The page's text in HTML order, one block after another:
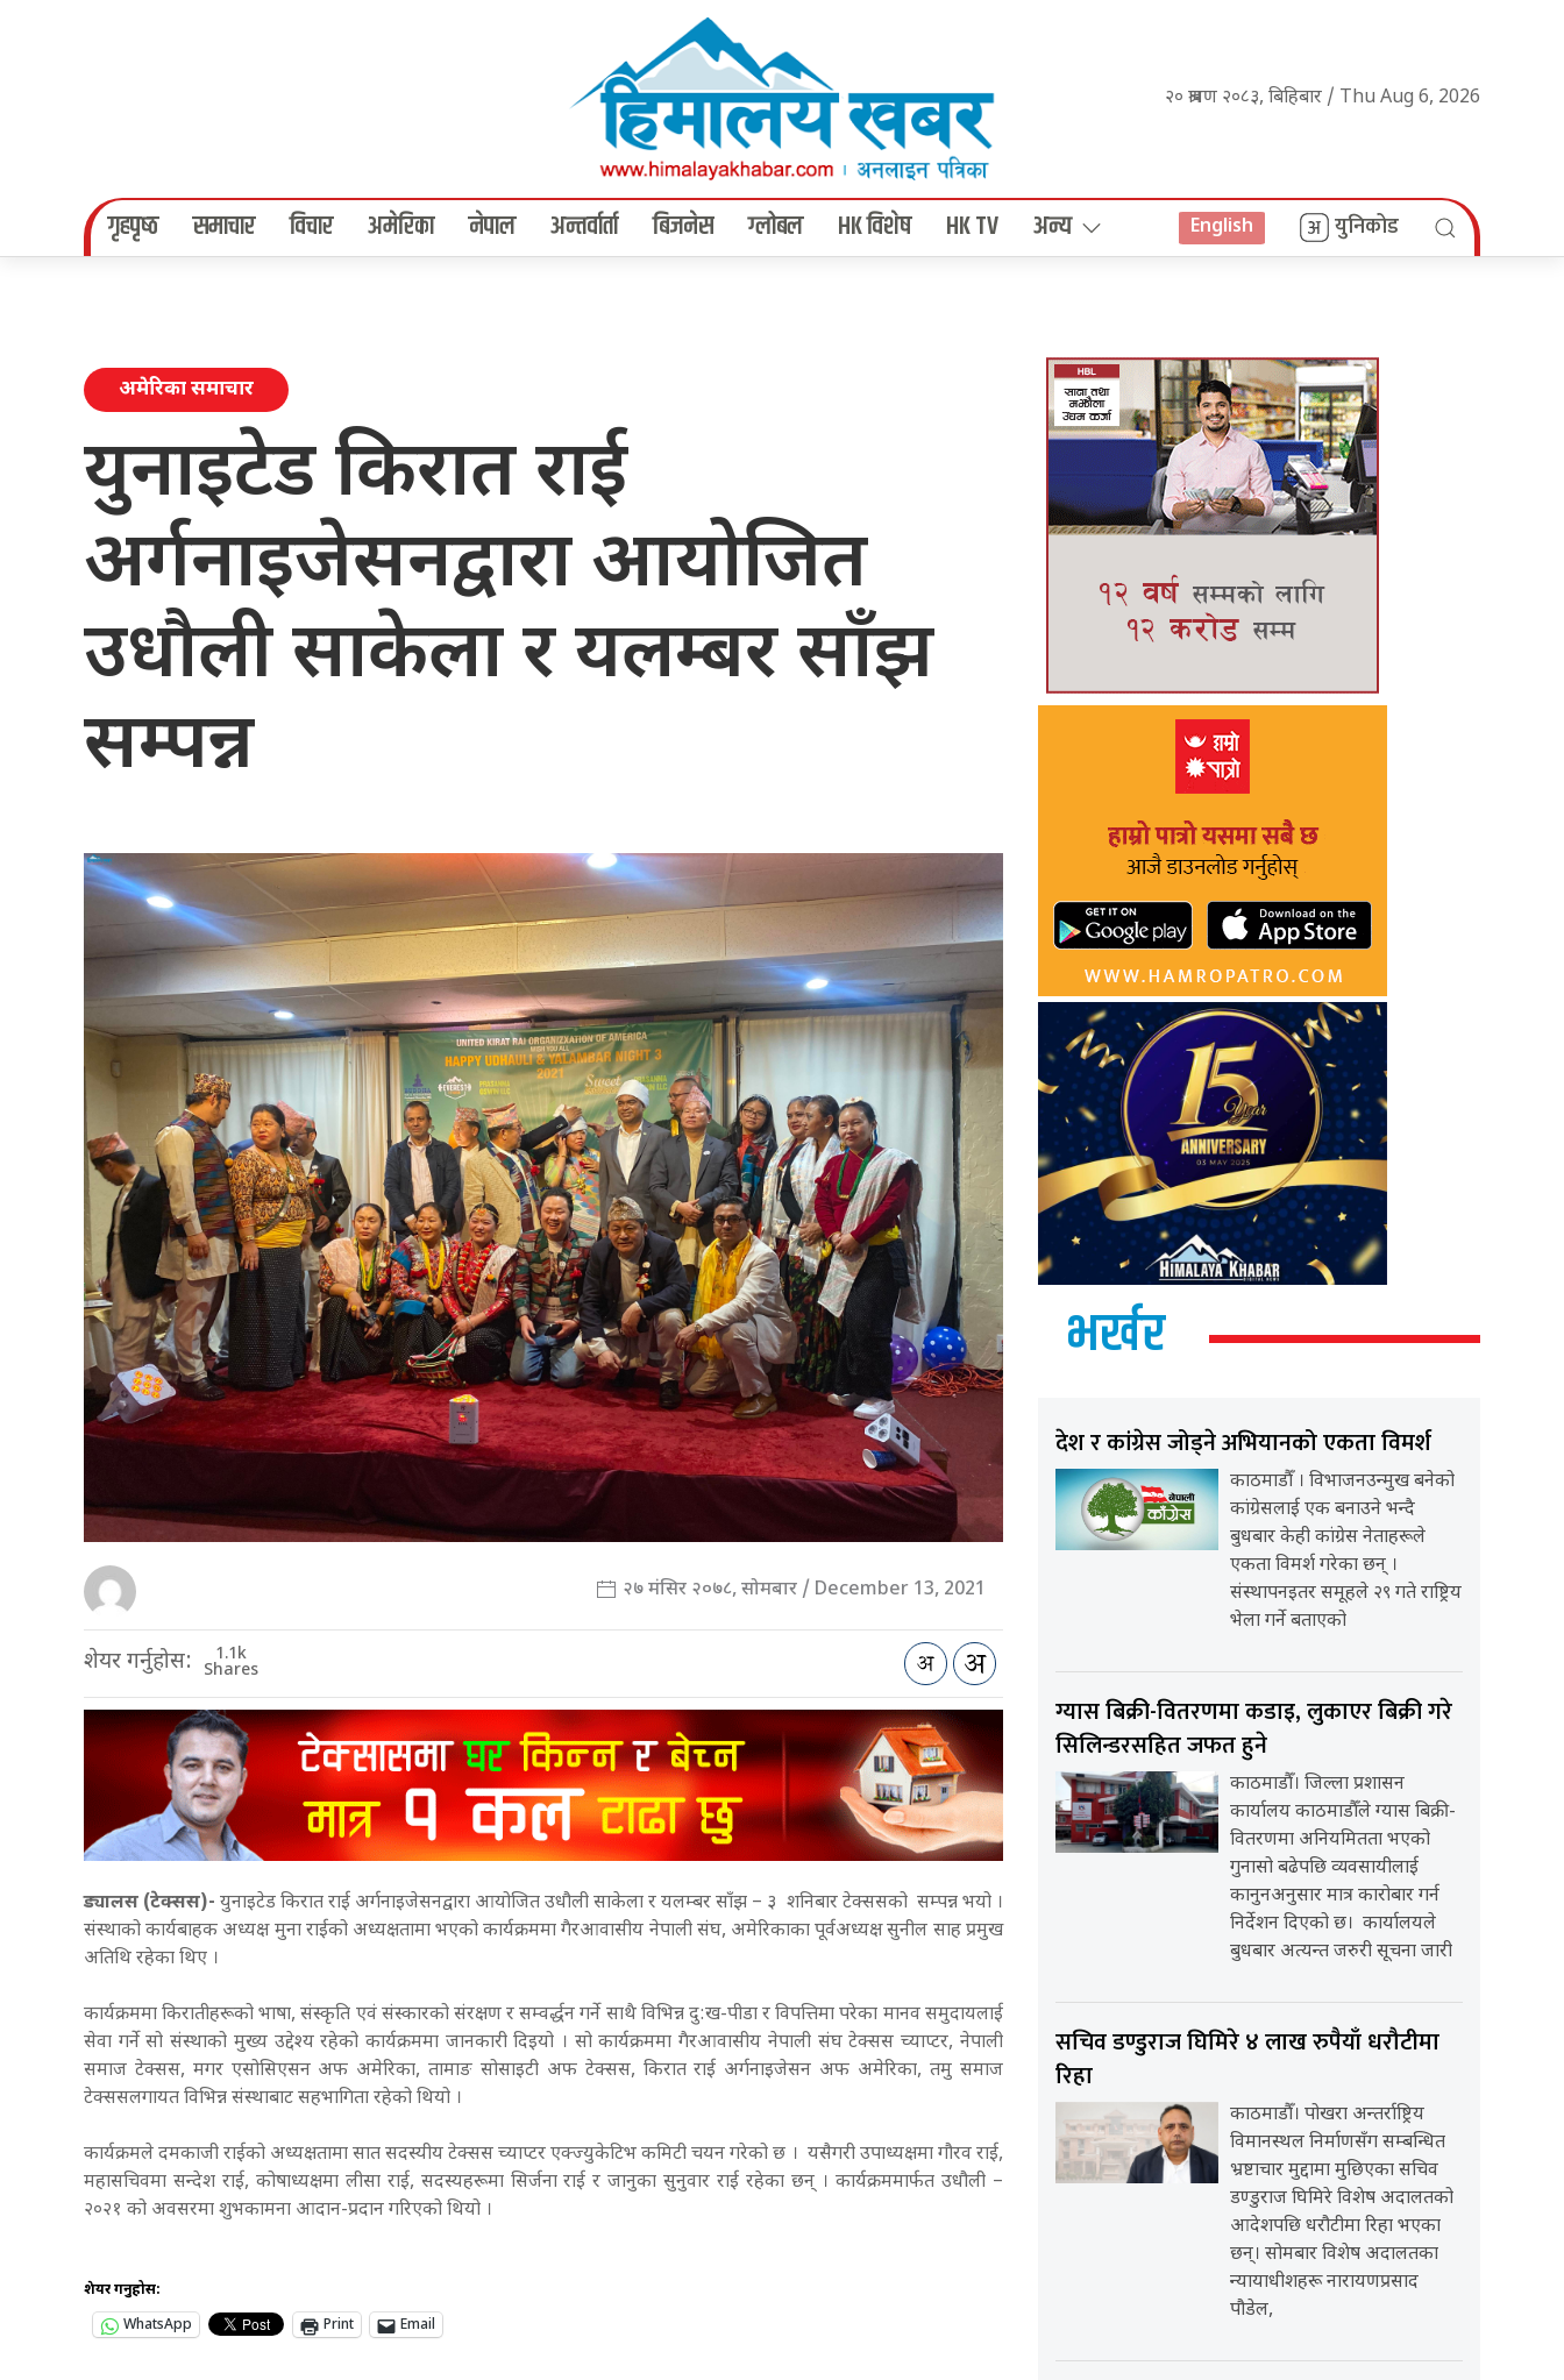
२० श्रावण २०८३, बिहिबार / Thu Aug 6, 2026
गृहपृष्‍ठ समाचार विचार अमेरिका नेपाल अन्तर्वार्ता बिजनेस ग्लोबल HK विशेष HK TV अन्य English युनिकोड
अमेरिका समाचार
युनाइटेड किरात राई
अर्गनाइजेसनद्वारा आयोजित
उधौली साकेला र यलम्बर साँझ
सम्पन्न
२७ मंसिर २०७८, सोमबार / December 13, 2021
शेयर गर्नुहोस: 1.1k
Shares
ड्यालस (टेक्सस)- युनाइटेड किरात राई अर्गनाइजेसनद्वारा आयोजित उधौली साकेला र यलम्बर साँझ – ३ शनिबार टेक्ससको सम्पन्न भयो ।
संस्थाको कार्यबाहक अध्यक्ष मुना राईको अध्यक्षतामा भएको कार्यक्रममा गैरआवासीय नेपाली संघ, अमेरिकाका पूर्वअध्यक्ष सुनील साह प्रमुख
अतिथि रहेका थिए ।
कार्यक्रममा किरातीहरूको भाषा, संस्कृति एवं संस्कारको संरक्षण र सम्वर्द्धन गर्ने साथै विभिन्न दु:ख-पीडा र विपत्तिमा परेका मानव समुदायलाई
सेवा गर्ने सो संस्थाको मुख्य उद्देश्य रहेको कार्यक्रममा जानकारी दिइयो । सो कार्यक्रममा गैरआवासीय नेपाली संघ टेक्सस च्याप्टर, नेपाली
समाज टेक्सस, मगर एसोसिएसन अफ अमेरिका, तामाङ सोसाइटी अफ टेक्सस, किरात राई अर्गनाइजेसन अफ अमेरिका, तमु समाज
टेक्ससलगायत विभिन्न संस्थाबाट सहभागिता रहेको थियो ।
कार्यक्रमले दमकाजी राईको अध्यक्षतामा सात सदस्यीय टेक्सस च्याप्टर एक्ज्युकेटिभ कमिटी चयन गरेको छ । यसैगरी उपाध्यक्षमा गौरव राई,
महासचिवमा सन्देश राई, कोषाध्यक्षमा लीसा राई, सदस्यहरूमा सिर्जना राई र जानुका सुनुवार राई रहेका छन् । कार्यक्रममार्फत उधौली –
२०२१ को अवसरमा शुभकामना आदान-प्रदान गरिएको थियो ।
शेयर गर्नुहोस:
WhatsApp
Print Email
भर्खर
देश र कांग्रेस जोड्ने अभियानको एकता विमर्श
काठमाडौँ । विभाजनउन्मुख बनेको
कांग्रेसलाई एक बनाउने भन्दै
बुधबार केही कांग्रेस नेताहरूले
एकता विमर्श गरेका छन् ।
संस्थापनइतर समूहले २९ गते राष्ट्रिय
भेला गर्ने बताएको
ग्यास बिक्री-वितरणमा कडाइ, लुकाएर बिक्री गरे
सिलिन्डरसहित जफत हुने
काठमाडौँ। जिल्ला प्रशासन
कार्यालय काठमाडौँले ग्यास बिक्री-
वितरणमा अनियमितता भएको
गुनासो बढेपछि व्यवसायीलाई
कानुनअनुसार मात्र कारोबार गर्न
निर्देशन दिएको छ। कार्यालयले
बुधबार अत्यन्त जरुरी सूचना जारी
सचिव डण्डुराज घिमिरे ४ लाख रुपैयाँ धरौटीमा
रिहा
काठमाडौँ। पोखरा अन्तर्राष्ट्रिय
विमानस्थल निर्माणसँग सम्बन्धित
भ्रष्टाचार मुद्दामा मुछिएका सचिव
डण्डुराज घिमिरे विशेष अदालतको
आदेशपछि धरौटीमा रिहा भएका
छन्। सोमबार विशेष अदालतका
न्यायाधीशहरू नारायणप्रसाद
पौडेल,